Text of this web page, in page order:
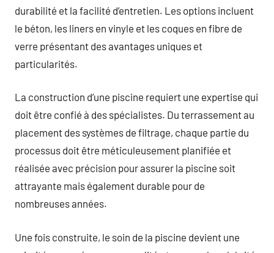
durabilité et la facilité d’entretien. Les options incluent
le béton, les liners en vinyle et les coques en fibre de
verre présentant des avantages uniques et
particularités.
La construction d’une piscine requiert une expertise qui
doit être confié à des spécialistes. Du terrassement au
placement des systèmes de filtrage, chaque partie du
processus doit être méticuleusement planifiée et
réalisée avec précision pour assurer la piscine soit
attrayante mais également durable pour de
nombreuses années.
Une fois construite, le soin de la piscine devient une